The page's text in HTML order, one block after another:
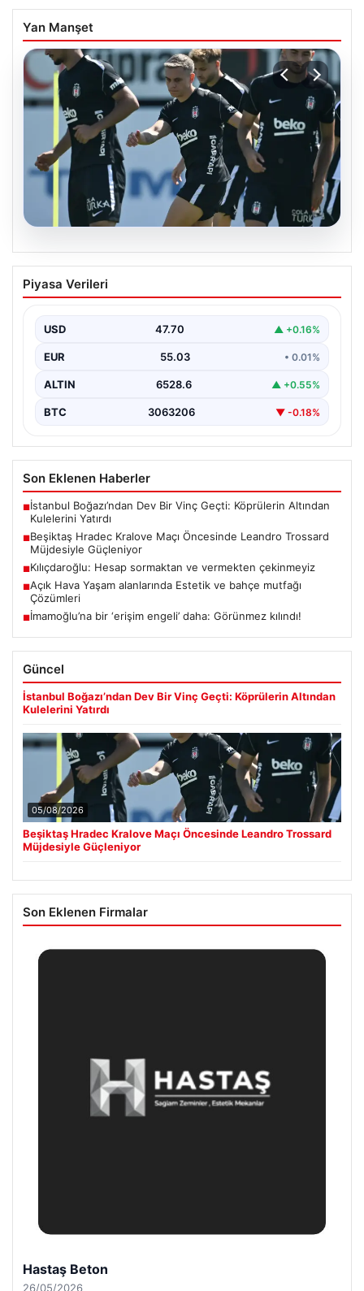
Yan Manşet
05.08.2026
Beşiktaş Hradec Kralove Maçı
Öncesinde Leandro Trossard
Türk futbolunun köklü kulüplerinden Beşiktaş, UEFA
Piyasa Verileri
USD 47.70 ▲ +0.16%
EUR 55.03 • 0.01%
ALTIN 6528.6 ▲ +0.55%
BTC 3063206 ▼ -0.18%
Son Eklenen Haberler
■İstanbul Boğazı’ndan Dev Bir Vinç Geçti: Köprülerin Altından
Kulelerini Yatırdı
■Beşiktaş Hradec Kralove Maçı Öncesinde Leandro Trossard
Müjdesiyle Güçleniyor
■Kılıçdaroğlu: Hesap sormaktan ve vermekten çekinmeyiz
■Açık Hava Yaşam alanlarında Estetik ve bahçe mutfağı
Çözümleri
■İmamoğlu’na bir ‘erişim engeli’ daha: Görünmez kılındı!
Güncel
İstanbul Boğazı’ndan Dev Bir Vinç Geçti: Köprülerin Altından
Kulelerini Yatırdı
05/08/2026
Beşiktaş Hradec Kralove Maçı Öncesinde Leandro Trossard
Müjdesiyle Güçleniyor
Son Eklenen Firmalar
Hastaş Beton
26/05/2026